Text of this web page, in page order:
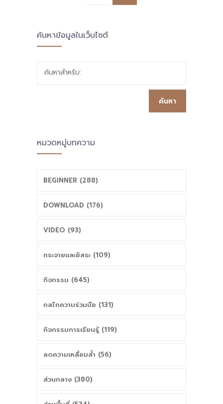
ค้นหาข้อมูลในเว็บไซต์
ค้นหาสำหรับ:
หมวดหมู่บทความ
BEGINNER (288)
DOWNLOAD (176)
VIDEO (93)
กระจายและอิสระ (109)
กิจกรรม (645)
กลไกความร่วมมือ (131)
กิจกรรมการเรียนรู้ (119)
ลดความเหลื่อมล้ำ (56)
ส่วนกลาง (380)